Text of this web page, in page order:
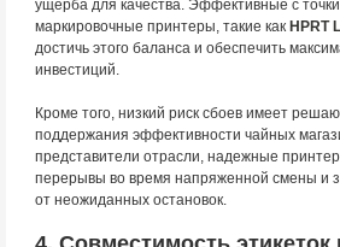
ущерба для качества. Эффективные с
маркировочные принтеры, такие как HPRT
достичь этого баланса и обеспечить
инвестиций.
Кроме того, низкий риск сбоев имеет
поддержания эффективности чайных
представители отрасли, надежные
перерывы во время напряженной смены и
от неожиданных остановок.